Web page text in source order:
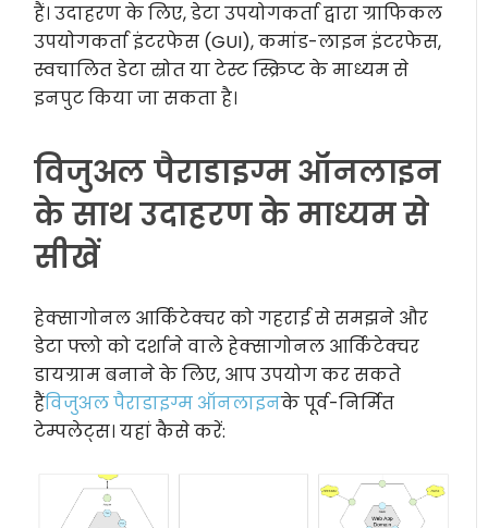
हैं। उदाहरण के लिए, डेटा उपयोगकर्ता द्वारा ग्राफिकल
उपयोगकर्ता इंटरफेस (GUI), कमांड-लाइन इंटरफेस,
स्वचालित डेटा स्रोत या टेस्ट स्क्रिप्ट के माध्यम से
इनपुट किया जा सकता है।
विजुअल पैराडाइग्म ऑनलाइन
के साथ उदाहरण के माध्यम से
सीखें
हेक्सागोनल आर्किटेक्चर को गहराई से समझने और
डेटा फ्लो को दर्शाने वाले हेक्सागोनल आर्किटेक्चर
डायग्राम बनाने के लिए, आप उपयोग कर सकते
हैंविजुअल पैराडाइग्म ऑनलाइनके पूर्व-निर्मित
टेम्पलेट्स। यहां कैसे करें: